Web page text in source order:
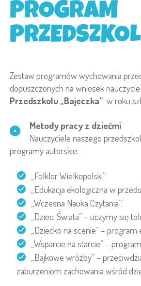
PROGRAM
Zestaw programów wychowania
dopuszczonych na wniosek
Przedszkolu „Bajeczka” w roku
Metody pracy z dziećmi
Nauczyciele naszego
programy autorskie:
„Folklor Wielkopolski”;
„Edukacja ekologiczna w
„Wczesna Nauka Czytania”;
„Dzieci Świata” – uczymy się
„Dziecko na scenie” – program
„Wsparcie na starcie” –
„Bajkowe wróżby” –
zaburzeniom zachowania wśród